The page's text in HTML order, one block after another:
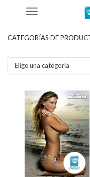
Tienda
CATEGORÍAS DE
Elige una categoría